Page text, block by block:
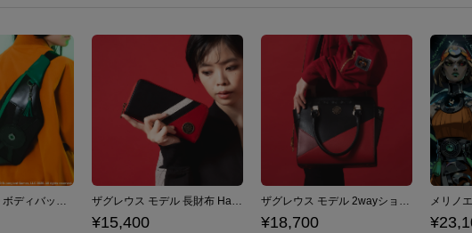
メリノエ モデル ボディバッグ Hades II ハデス2 ザグレウス モデル 長財布 Hades ハデス
¥15,400
ザグレウス モデル 2wayショルダーバッグ Hades ハデス
¥18,700